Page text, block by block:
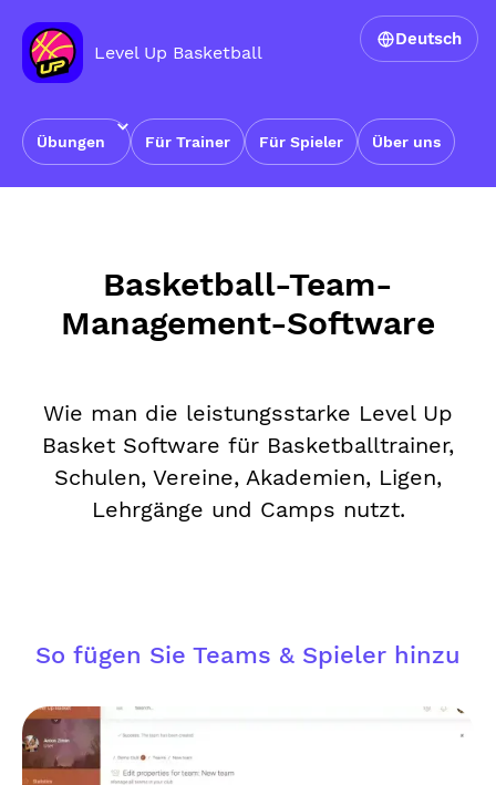
Level Up Basketball
Übungen Für Trainer Für Spieler Über uns
Deutsch
Basketball-Team-
Management-Software
Wie man die leistungsstarke Level Up
Basket Software für Basketballtrainer,
Schulen, Vereine, Akademien, Ligen,
Lehrgänge und Camps nutzt.
So fügen Sie Teams & Spieler hinzu